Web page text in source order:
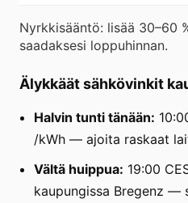
Nyrkkisääntö: lisää 30–60
saadaksesi loppuhinnan.
Älykkäät sähkövinkit
Halvin tunti tänään:
/kWh — ajoita raskaat
Vältä huippua: 19:00
kaupungissa Bregenz —